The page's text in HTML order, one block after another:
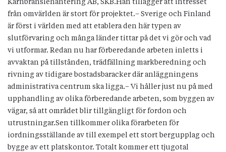
Kärnbränslehantering AB, SKB.Han tillägger att intresset
från omvärlden är stort för projektet.– Sverige och Finland
är först i världen med att etablera den här typen av
slutförvaring och många länder tittar på det vi gör och vad
vi utformar. Redan nu har förberedande arbeten inletts i
avvaktan på tillstånden, trädfällning markberedning och
rivning av tidigare bostadsbaracker där anläggningens
administrativa centrum ska ligga.– Vi håller just nu på med
upphandling av olika förberedande arbeten, som byggen av
vägar, så att området blir tillgängligt för fordon och
utrustningar.Sen tillkommer olika förarbeten för
iordningsställande av till exempel ett stort bergupplag och
bygge av ett platskontor. Totalt kommer ett tjugotal